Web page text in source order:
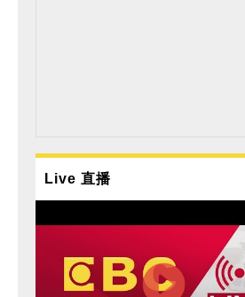
Live 直播